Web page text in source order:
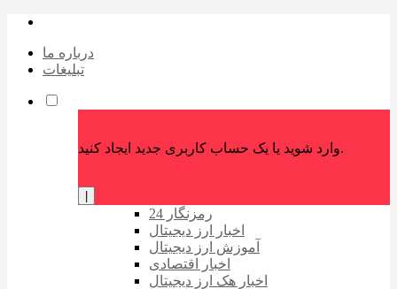
درباره ما
تبلیغات
وارد شوید یا یک حساب کاربری جدید ایجاد کنید.
رمزنگار 24
اخبار ارز دیجیتال
آموزش ارز دیجیتال
اخبار اقتصادی
اخبار هک ارز دیجیتال